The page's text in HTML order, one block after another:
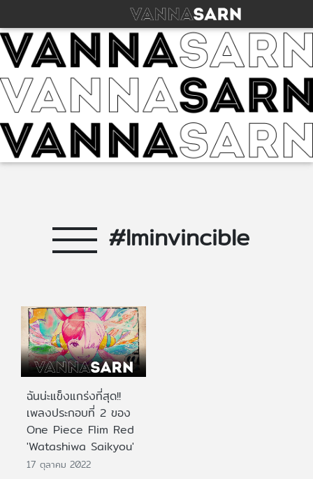
#Iminvincible
ฉันน่ะแข็งแกร่งที่สุด!!
เพลงประกอบที่ 2 ของ
One Piece Flim Red
'Watashiwa Saikyou'
17 ตุลาคม 2022